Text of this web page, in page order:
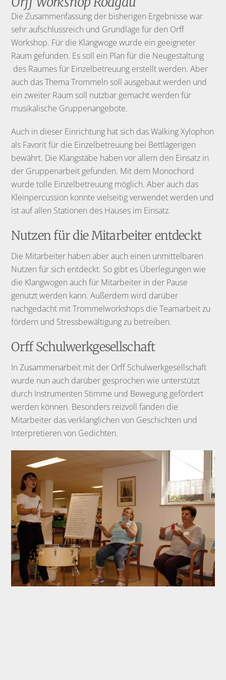
Die Zusammenfassung der bisherigen Ergebnisse war
sehr aufschlussreich und Grundlage für den Orff
Workshop. Für die Klangwoge wurde ein geeigneter
Raum gefunden. Es soll ein Plan für die Neugestaltung
des Raumes für Einzelbetreuung erstellt werden. Aber
auch das Thema Trommeln soll ausgebaut werden und
ein zweiter Raum soll nutzbar gemacht werden für
musikalische Gruppenangebote.
Auch in dieser Einrichtung hat sich das Walking Xylophon
als Favorit für die Einzelbetreuung bei Bettlägerigen
bewährt. Die Klangstäbe haben vor allem den Einsatz in
der Gruppenarbeit gefunden. Mit dem Monochord
wurde tolle Einzelbetreuung möglich. Aber auch das
Kleinpercussion konnte vielseitig verwendet werden und
ist auf allen Stationen des Hauses im Einsatz.
Nutzen für die Mitarbeiter entdeckt
Die Mitarbeiter haben aber auch einen unmittelbaren
Nutzen für sich entdeckt. So gibt es Überlegungen wie
die Klangwogen auch für Mitarbeiter in der Pause
genutzt werden kann. Außerdem wird darüber
nachgedacht mit Trommelworkshops die Teamarbeit zu
fördern und Stressbewältigung zu betreiben.
Orff Schulwerkgesellschaft
In Zusammenarbeit mit der Orff Schulwerkgesellschaft
wurde nun auch darüber gesprochen wie unterstützt
durch Instrumenten Stimme und Bewegung gefördert
werden können. Besonders reizvoll fanden die
Mitarbeiter das verklanglichen von Geschichten und
Interpretieren von Gedichten.